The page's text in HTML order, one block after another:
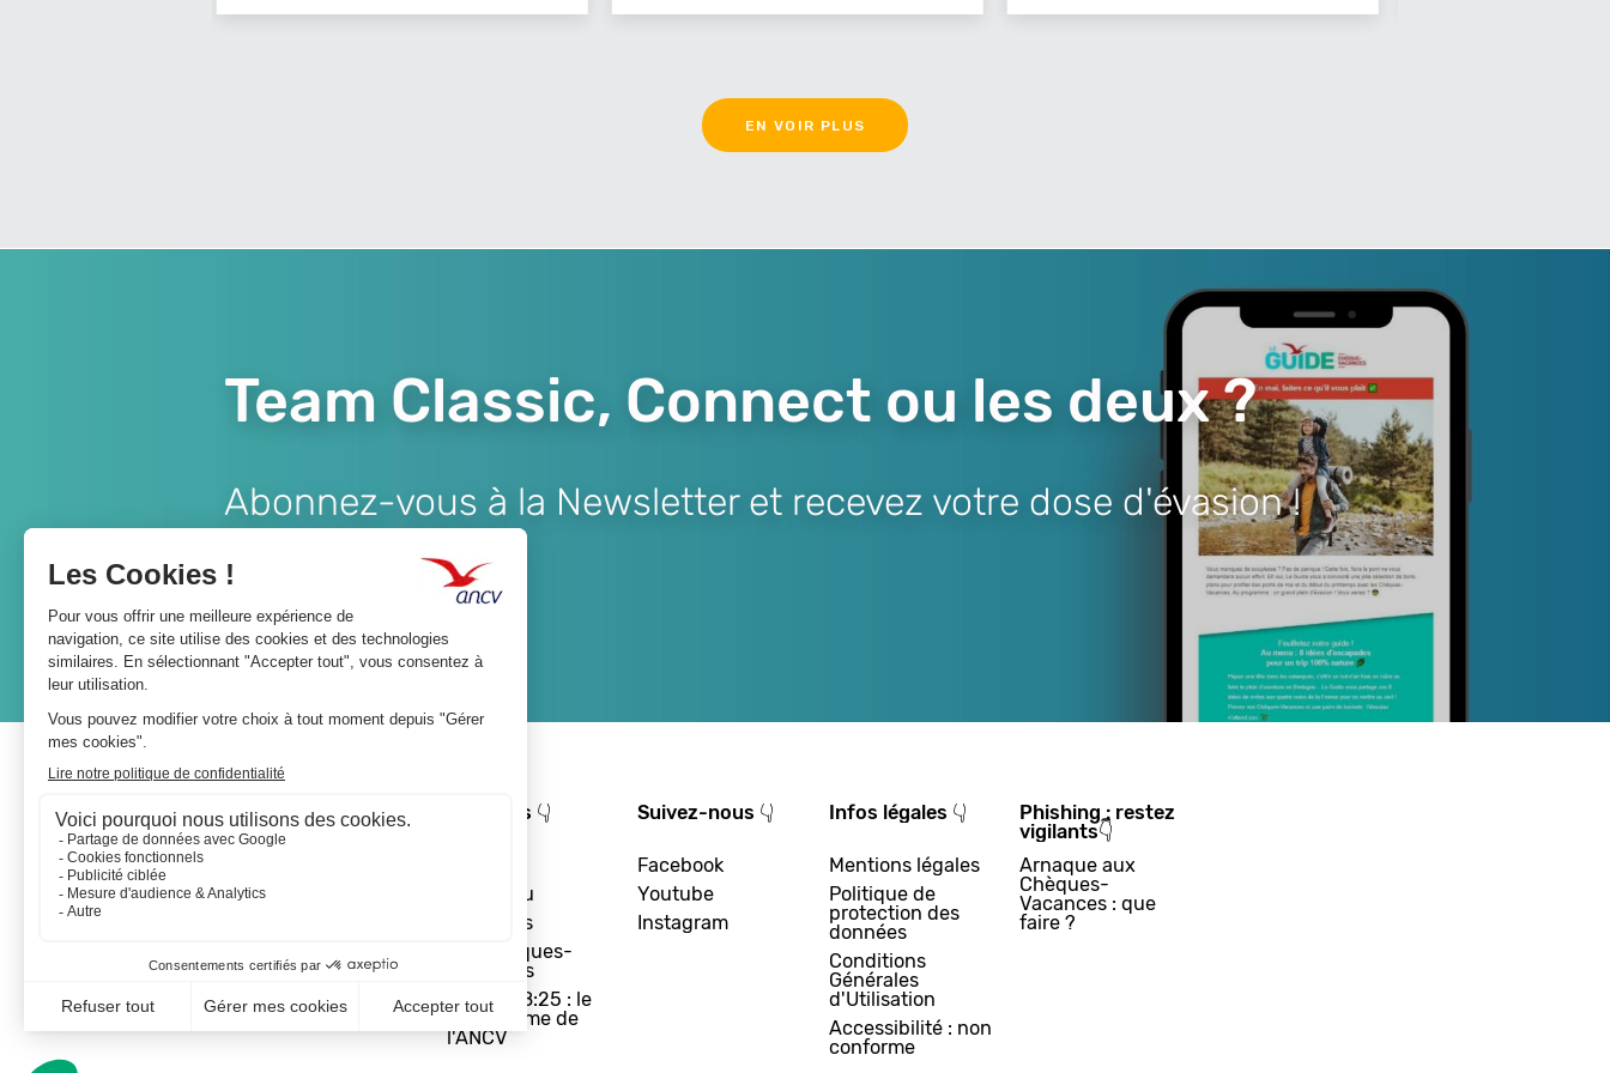
EN VOIR PLUS
Team Classic, Connect ou les deux ?
Abonnez-vous à la Newsletter et recevez votre dose d'évasion !
A propos 👇
Le réseau
Les actus
Les Chèques-
Vacances
Départ 18:25 : le
programme de
l'ANCV
Suivez-nous 👇
Facebook
Youtube
Instagram
Infos légales 👇
Mentions légales
Politique de
protection des
données
Conditions
Générales
d'Utilisation
Accessibilité : non
conforme
Phishing : restez
vigilants👇
Arnaque aux
Chèques-
Vacances : que
faire ?